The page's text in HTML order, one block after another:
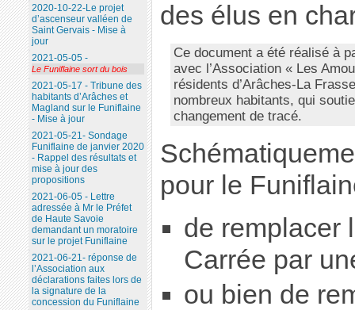
des élus en
Ce document a été réalisé à
avec l’Association « Les
résidents d’Arâches-La
nombreux habitants, qui
changement de tracé.
pour le
de remplacer
Carrée par
ou bien de
2020-10-22-Le projet
d’ascenseur valléen de
Saint Gervais - Mise à
jour
2021-05-05 -
Le Funiflaine sort du bois
2021-05-17 - Tribune des
habitants d’Arâches et
Magland sur le Funiflaine
- Mise à jour
2021-05-21- Sondage
Funiflaine de janvier 2020
- Rappel des résultats et
mise à jour des
propositions
2021-06-05 - Lettre
adressée à Mr le Préfet
de Haute Savoie
demandant un moratoire
sur le projet Funiflaine
2021-06-21- réponse de
l’Association aux
déclarations faites lors de
la signature de la
concession du Funiflaine